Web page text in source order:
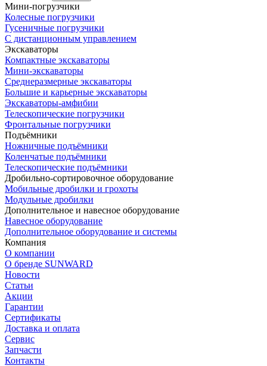
Мини-погрузчики
Колесные погрузчики
Гусеничные погрузчики
С дистанционным управлением
Экскаваторы
Компактные экскаваторы
Мини-экскаваторы
Среднеразмерные экскаваторы
Большие и карьерные экскаваторы
Экскаваторы-амфибии
Телескопические погрузчики
Фронтальные погрузчики
Подъёмники
Ножничные подъёмники
Коленчатые подъёмники
Телескопические подъёмники
Дробильно-сортировочное оборудование
Мобильные дробилки и грохоты
Модульные дробилки
Дополнительное и навесное оборудование
Навесное оборудование
Дополнительное оборудование и системы
Компания
О компании
О бренде SUNWARD
Новости
Статьи
Акции
Гарантии
Сертификаты
Доставка и оплата
Сервис
Запчасти
Контакты